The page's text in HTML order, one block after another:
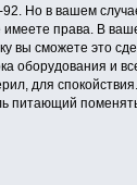
Но в вашем
права. В
вы сможете это
оборудования и
для
питающий